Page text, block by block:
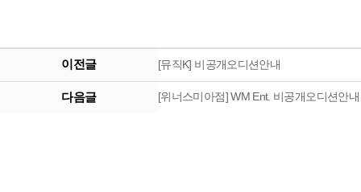
이전글 [뮤직K] 비공개오디션안내
다음글 [위너스미아점] WM Ent. 비공개오디션안